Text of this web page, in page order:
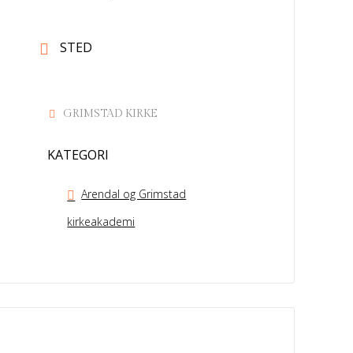
STED
GRIMSTAD KIRKE
KATEGORI
Arendal og Grimstad
kirkeakademi